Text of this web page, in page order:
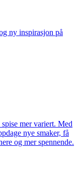
ny inspirasjon på
mer variert. Med
nye smaker, få
og mer spennende.